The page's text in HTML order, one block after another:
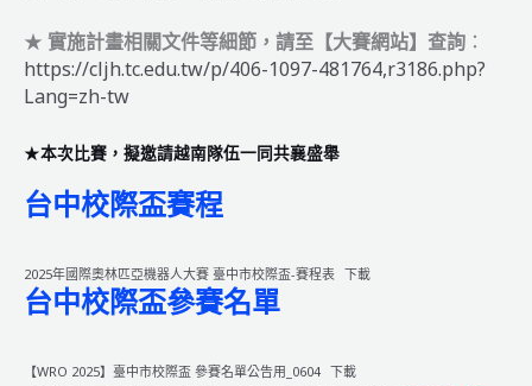
★ 實施計畫相關文件等細節，請至【大賽網站】查詢 ：
https://cljh.tc.edu.tw/p/406-1097-481764,r3186.php?
Lang=zh-tw
★本次比賽，擬邀請越南隊伍一同共襄盛舉
台中校際盃賽程
2025年國際奧林匹亞機器人大賽 臺中市校際盃-賽程表 下載
台中校際盃參賽名單
【WRO 2025】臺中市校際盃 參賽名單公告用_0604 下載